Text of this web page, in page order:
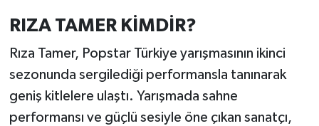
RIZA TAMER KİMDİR?
Rıza Tamer, Popstar Türkiye yarışmasının ikinci
sezonunda sergilediği performansla tanınarak
geniş kitlelere ulaştı. Yarışmada sahne
performansı ve güçlü sesiyle öne çıkan sanatçı,